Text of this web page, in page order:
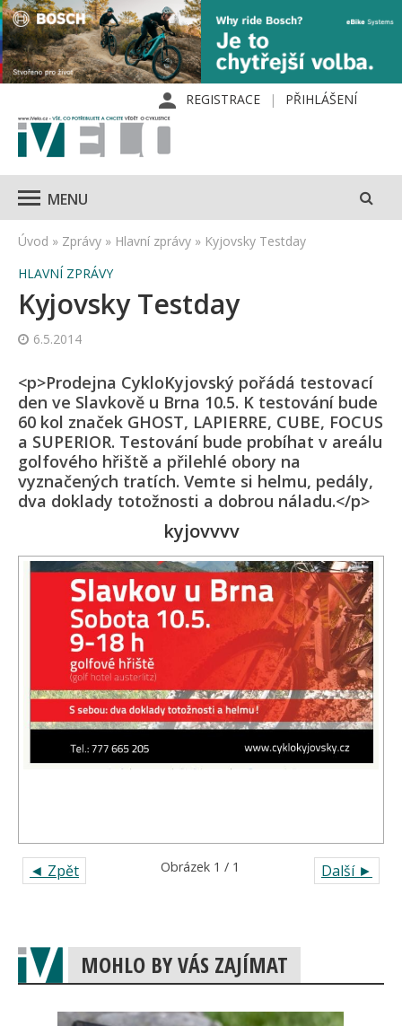
REGISTRACE PŘIHLÁŠENÍ
MENU
Úvod » Zprávy » Hlavní zprávy » Kyjovsky Testday
HLAVNÍ ZPRÁVY
Kyjovsky Testday
6.5.2014
<p>Prodejna CykloKyjovský pořádá testovací
den ve Slavkově u Brna 10.5. K testování bude
60 kol značek GHOST, LAPIERRE, CUBE, FOCUS
a SUPERIOR. Testování bude probíhat v areálu
golfového hřiště a přilehlé obory na
vyznačených tratích. Vemte si helmu, pedály,
dva doklady totožnosti a dobrou náladu.</p>
kyjovvvv
◄ Zpět Další ►
Obrázek 1 / 1
MOHLO BY VÁS ZAJÍMAT